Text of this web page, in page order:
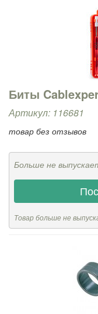
Биты
Артикул: 116681
товар без отзывов
Больше не
Товар больше не